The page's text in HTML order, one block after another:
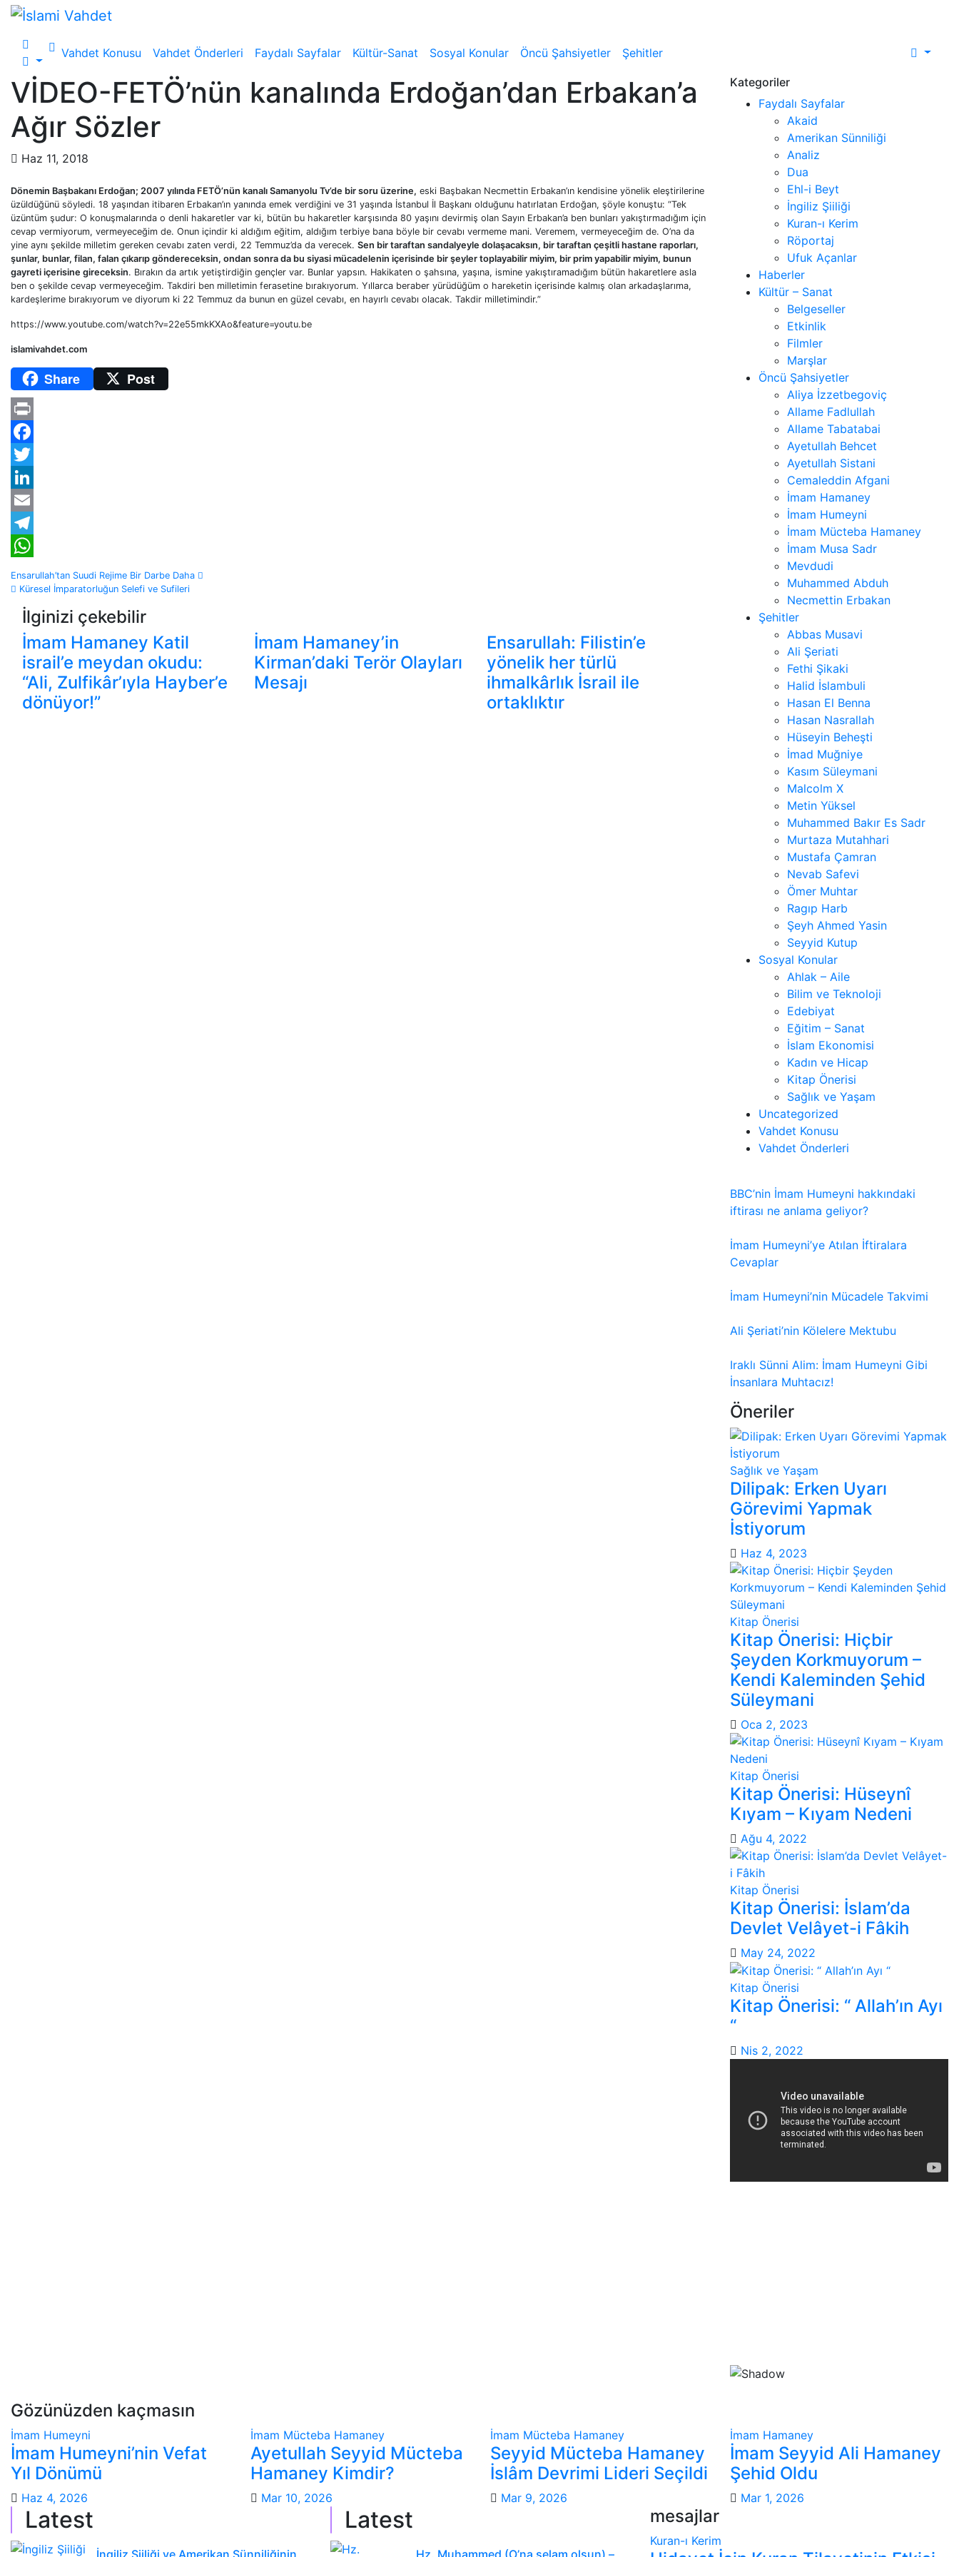
Skip
content
Vahdet Konusu Vahdet Önderleri Faydalı Sayfalar Kültür-Sanat Sosyal Konular Öncü Şahsiyetler Şehitler
VİDEO-FETÖ’nün kanalında Erdoğan’dan Erbakan’a
Ağır Sözler
Haz 11, 2018
Dönemin Başbakanı Erdoğan; 2007 yılında FETÖ’nün kanalı Samanyolu Tv’de bir soru üzerine, eski Başbakan Necmettin Erbakan’ın kendisine yönelik eleştirilerine
üzüldüğünü söyledi. 18 yaşından itibaren Erbakan’ın yanında emek verdiğini ve 31 yaşında İstanbul İl Başkanı olduğunu hatırlatan Erdoğan, şöyle konuştu: “Tek
üzüntüm şudur: O konuşmalarında o denli hakaretler var ki, bütün bu hakaretler karşısında 80 yaşını devirmiş olan Sayın Erbakan’a ben bunları yakıştırmadığım için
cevap vermiyorum, vermeyeceğim de. Onun içindir ki aldığım eğitim, aldığım terbiye bana böyle bir cevabı vermeme mani. Veremem, vermeyeceğim de. O’na da
yine aynı şekilde milletim gereken cevabı zaten verdi, 22 Temmuz’da da verecek. Sen bir taraftan sandalyeyle dolaşacaksın, bir taraftan çeşitli hastane raporları,
şunlar, bunlar, filan, falan çıkarıp göndereceksin, ondan sonra da bu siyasi mücadelenin içerisinde bir şeyler toplayabilir miyim, bir prim yapabilir miyim, bunun
gayreti içerisine gireceksin. Bırakın da artık yetiştirdiğin gençler var. Bunlar yapsın. Hakikaten o şahsına, yaşına, ismine yakıştıramadığım bütün hakaretlere asla
ben o şekilde cevap vermeyeceğim. Takdiri ben milletimin ferasetine bırakıyorum. Yıllarca beraber yürüdüğüm o hareketin içerisinde kalmış olan arkadaşlarıma,
kardeşlerime bırakıyorum ve diyorum ki 22 Temmuz da bunun en güzel cevabı, en hayırlı cevabı olacak. Takdir milletimindir.”
https://www.youtube.com/watch?v=22e55mkKXAo&feature=youtu.be
islamivahdet.com
Share Post
Print
Facebook
Twitter
LinkedIn
Email
Telegram
Yazı
dolaşımı
Ensarullah’tan Suudi Rejime Bir Darbe Daha
Küresel İmparatorluğun Selefi ve Sufileri
İlginizi çekebilir
İmam Hamaney Katil
israil’e meydan okudu:
“Ali, Zulfikâr’ıyla Hayber’e
dönüyor!”
İmam Hamaney’in
Kirman’daki Terör Olayları
Mesajı
Ensarullah: Filistin’e
yönelik her türlü
ihmalkârlık İsrail ile
ortaklıktır
Kategoriler
Faydalı Sayfalar
Akaid
Amerikan Sünniliği
Analiz
Dua
Ehl-i Beyt
İngiliz Şiiliği
Kuran-ı Kerim
Röportaj
Ufuk Açanlar
Haberler
Kültür – Sanat
Belgeseller
Etkinlik
Filmler
Marşlar
Öncü Şahsiyetler
Aliya İzzetbegoviç
Allame Fadlullah
Allame Tabatabai
Ayetullah Behcet
Ayetullah Sistani
Cemaleddin Afgani
İmam Hamaney
İmam Humeyni
İmam Mücteba Hamaney
İmam Musa Sadr
Mevdudi
Muhammed Abduh
Necmettin Erbakan
Şehitler
Abbas Musavi
Ali Şeriati
Fethi Şikaki
Halid İslambuli
Hasan El Benna
Hasan Nasrallah
Hüseyin Beheşti
İmad Muğniye
Kasım Süleymani
Malcolm X
Metin Yüksel
Muhammed Bakır Es Sadr
Murtaza Mutahhari
Mustafa Çamran
Nevab Safevi
Ömer Muhtar
Ragıp Harb
Şeyh Ahmed Yasin
Seyyid Kutup
Sosyal Konular
Ahlak – Aile
Bilim ve Teknoloji
Edebiyat
Eğitim – Sanat
İslam Ekonomisi
Kadın ve Hicap
Kitap Önerisi
Sağlık ve Yaşam
Uncategorized
Vahdet Konusu
Vahdet Önderleri
BBC’nin İmam Humeyni hakkındaki
iftirası ne anlama geliyor?
İmam Humeyni’ye Atılan İftiralara
Cevaplar
İmam Humeyni’nin Mücadele Takvimi
Ali Şeriati’nin Kölelere Mektubu
Iraklı Sünni Alim: İmam Humeyni Gibi
İnsanlara Muhtacız!
Öneriler
Sağlık ve Yaşam
Dilipak: Erken Uyarı
Görevimi Yapmak
İstiyorum
Haz 4, 2023
Kitap Önerisi
Kitap Önerisi: Hiçbir
Şeyden Korkmuyorum –
Kendi Kaleminden Şehid
Süleymani
Oca 2, 2023
Kitap Önerisi
Kitap Önerisi: Hüseynî
Kıyam – Kıyam Nedeni
Ağu 4, 2022
Kitap Önerisi
Kitap Önerisi: İslam’da
Devlet Velâyet-i Fâkih
May 24, 2022
Kitap Önerisi
Kitap Önerisi: “ Allah’ın Ayı
“
Nis 2, 2022
Gözünüzden kaçmasın
İmam Humeyni
İmam Humeyni’nin Vefat
Yıl Dönümü
Haz 4, 2026
İmam Mücteba Hamaney
Ayetullah Seyyid Mücteba
Hamaney Kimdir?
Mar 10, 2026
İmam Mücteba Hamaney
Seyyid Mücteba Hamaney
İslâm Devrimi Lideri Seçildi
Mar 9, 2026
İmam Hamaney
İmam Seyyid Ali Hamaney
Şehid Oldu
Mar 1, 2026
Latest Latest mesajlar
Kuran-ı Kerim